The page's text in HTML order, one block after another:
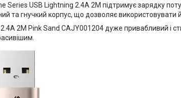
Series USB Lightning 2.4A 2M підтримує зарядку
та гнучкий корпус, що дозволяє використовувати
2M Pink Sand CAJY001204 дуже привабливий і